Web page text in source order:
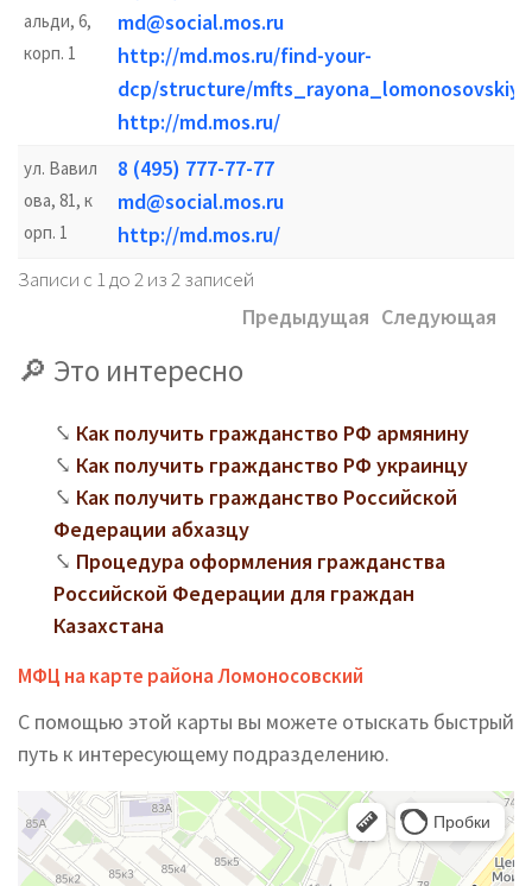
альди, 6,
корп. 1
md@social.mos.ru
http://md.mos.ru/find-your-
dcp/structure/mfts_rayona_lomonosovskiy/
http://md.mos.ru/
ул. Вавил
ова, 81, к
орп. 1
8 (495) 777-77-77
md@social.mos.ru
http://md.mos.ru/
Записи с 1 до 2 из 2 записей
Предыдущая Следующая
Это интересно
Как получить гражданство РФ армянину
Как получить гражданство РФ украинцу
Как получить гражданство Российской
Федерации абхазцу
Процедура оформления гражданства
Российской Федерации для граждан
Казахстана
МФЦ на карте района Ломоносовский
С помощью этой карты вы можете отыскать быстрый
путь к интересующему подразделению.